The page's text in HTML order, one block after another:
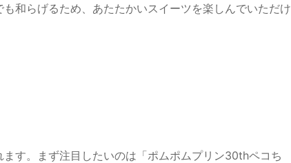
和らげるため、あたたかいスイーツを楽しんでいただけ
す。まず注目したいのは「ポムポムプリン30thペコち